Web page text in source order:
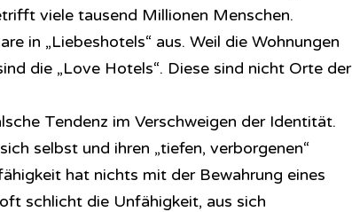
viele tausend Millionen Menschen.
in „Liebeshotels“ aus. Weil die Wohnungen
die „Love Hotels“. Diese sind nicht Orte der
Tendenz im Verschweigen der Identität.
selbst und ihren „tiefen, verborgenen“
hat nichts mit der Bewahrung eines
schlicht die Unfähigkeit, aus sich